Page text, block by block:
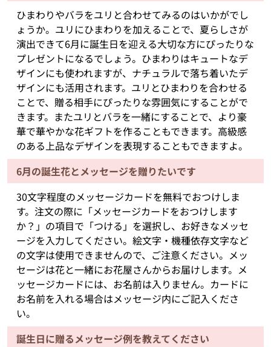
ひまわりやバラをユリと合わせてみるのはいかがでし
ょうか。ユリにひまわりを加えることで、夏らしさが
演出できて6月に誕生日を迎える大切な方にぴったりな
プレゼントになるでしょう。ひまわりはキュートなデ
ザインにも使われますが、ナチュラルで落ち着いたデ
ザインにも活用されます。ユリとひまわりを合わせる
ことで、贈る相手にぴったりな雰囲気にすることがで
きます。またユリとバラを一緒にすることで、より豪
華で華やかな花ギフトを作ることもできます。高級感
のある上品なデザインを表現することもできますよ。
6月の誕生花とメッセージを贈りたいです
30文字程度のメッセージカードを無料でおつけしま
す。注文の際に「メッセージカードをおつけします
か？」の項目で「つける」を選択し、お好きなメッセ
ージを入力してください。絵文字・機種依存文字など
の文字は使用できませんので、ご注意ください。メッ
セージは花と一緒にお花屋さんからお届けします。メ
ッセージカードには、お名前は入りません。カードに
お名前を入れる場合はメッセージ内にご記入くださ
い。
誕生日に贈るメッセージ例を教えてください